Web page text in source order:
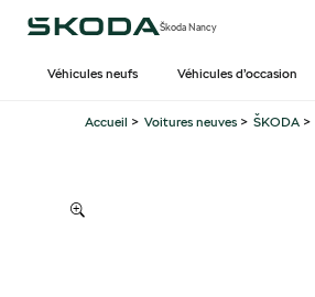
Škoda Nancy
Véhicules neufs Véhicules d’occasion
Accueil > Voitures neuves > ŠKODA >